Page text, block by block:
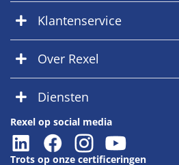
Klantenservice
Over Rexel
Diensten
Rexel op social media
Trots op onze certificeringen